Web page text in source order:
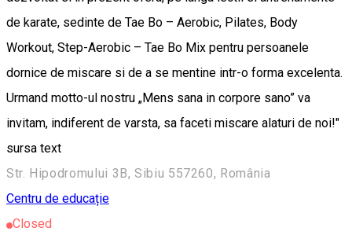
de karate, sedinte de Tae Bo – Aerobic, Pilates, Body
Workout, Step-Aerobic – Tae Bo Mix pentru persoanele
dornice de miscare si de a se mentine intr-o forma excelenta.
Urmand motto-ul nostru „Mens sana in corpore sano” va
invitam, indiferent de varsta, sa faceti miscare alaturi de noi!"
sursa text
Str. Hipodromului 3B, Sibiu 557260, România
Centru de educație
Closed